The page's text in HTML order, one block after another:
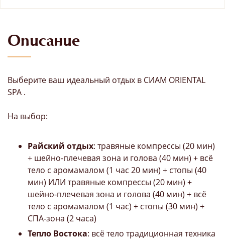
Описание
Выберите ваш идеальный отдых в СИАМ ORIENTAL
SPA .
На выбор:
Райский отдых: травяные компрессы (20 мин)
+ шейно-плечевая зона и голова (40 мин) + всё
тело с аромамалом (1 час 20 мин) + стопы (40
мин) ИЛИ травяные компрессы (20 мин) +
шейно-плечевая зона и голова (40 мин) + всё
тело с аромамалом (1 час) + стопы (30 мин) +
СПА-зона (2 часа)
Тепло Востока: всё тело традиционная техника